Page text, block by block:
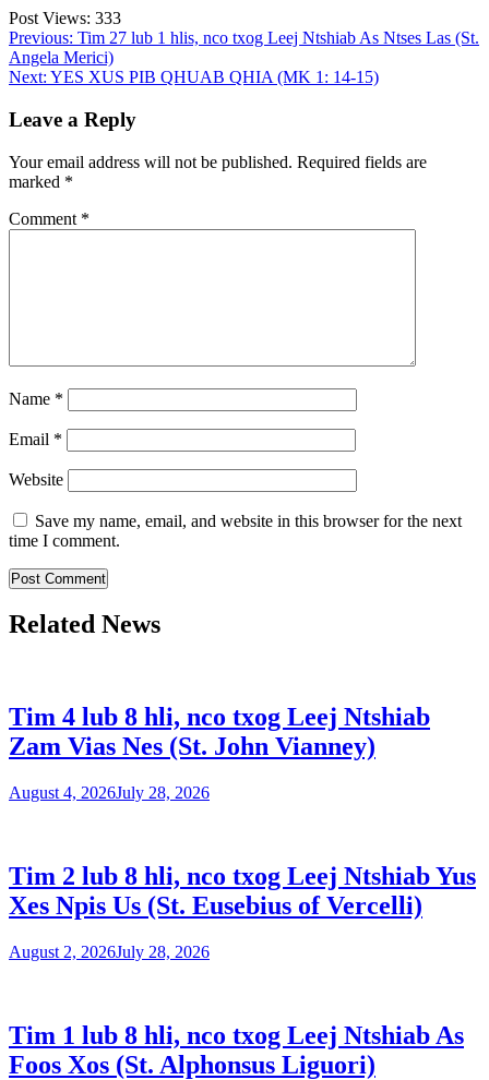
Post Views: 333
Post
navigation
Previous: Tim 27 lub 1 hlis, nco txog Leej Ntshiab As Ntses Las (St.
Angela Merici)
Next: YES XUS PIB QHUAB QHIA (MK 1: 14-15)
Leave a Reply
Your email address will not be published. Required fields are
marked *
Comment *
Name *
Email *
Website
Save my name, email, and website in this browser for the next
time I comment.
Related News
Tim 4 lub 8 hli, nco txog Leej Ntshiab
Zam Vias Nes (St. John Vianney)
August 4, 2026July 28, 2026
Tim 2 lub 8 hli, nco txog Leej Ntshiab Yus
Xes Npis Us (St. Eusebius of Vercelli)
August 2, 2026July 28, 2026
Tim 1 lub 8 hli, nco txog Leej Ntshiab As
Foos Xos (St. Alphonsus Liguori)